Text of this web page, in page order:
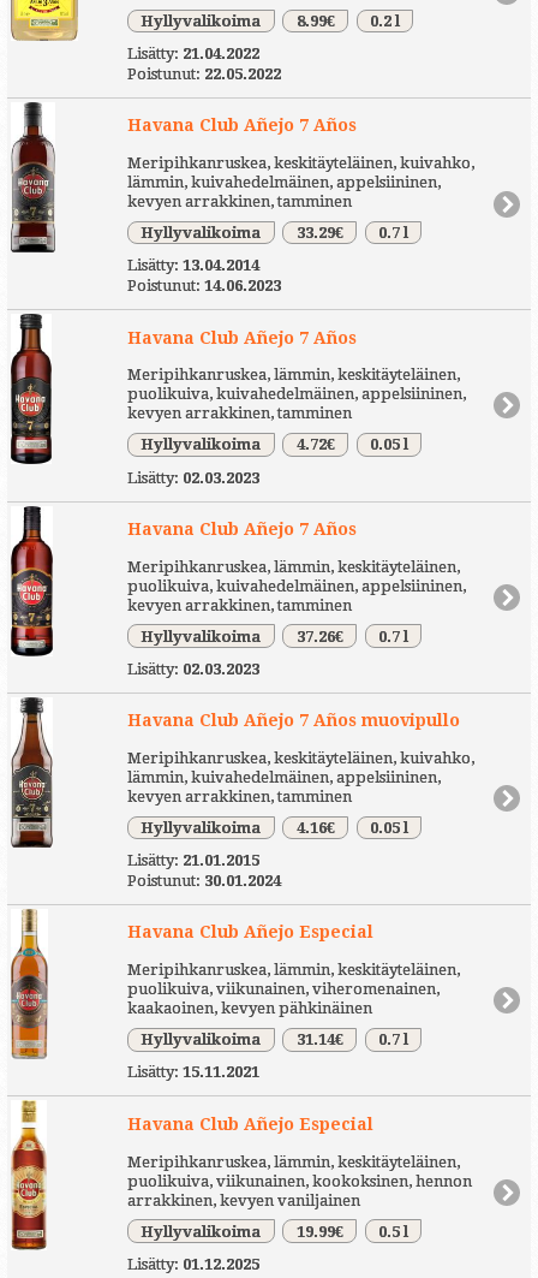
Hyllyvalikoima
8.99€
0.2 l
Lisätty: 21.04.2022
Poistunut: 22.05.2022
Havana Club Añejo 7 Años
Meripihkanruskea, keskitäyteläinen, kuivahko,
lämmin, kuivahedelmäinen, appelsiininen,
kevyen arrakkinen, tamminen
Hyllyvalikoima
33.29€
0.7 l
Lisätty: 13.04.2014
Poistunut: 14.06.2023
Havana Club Añejo 7 Años
Meripihkanruskea, lämmin, keskitäyteläinen,
puolikuiva, kuivahedelmäinen, appelsiininen,
kevyen arrakkinen, tamminen
Hyllyvalikoima
4.72€
0.05 l
Lisätty: 02.03.2023
Havana Club Añejo 7 Años
Meripihkanruskea, lämmin, keskitäyteläinen,
puolikuiva, kuivahedelmäinen, appelsiininen,
kevyen arrakkinen, tamminen
Hyllyvalikoima
37.26€
0.7 l
Lisätty: 02.03.2023
Havana Club Añejo 7 Años muovipullo
Meripihkanruskea, keskitäyteläinen, kuivahko,
lämmin, kuivahedelmäinen, appelsiininen,
kevyen arrakkinen, tamminen
Hyllyvalikoima
4.16€
0.05 l
Lisätty: 21.01.2015
Poistunut: 30.01.2024
Havana Club Añejo Especial
Meripihkanruskea, lämmin, keskitäyteläinen,
puolikuiva, viikunainen, viheromenainen,
kaakaoinen, kevyen pähkinäinen
Hyllyvalikoima
31.14€
0.7 l
Lisätty: 15.11.2021
Havana Club Añejo Especial
Meripihkanruskea, lämmin, keskitäyteläinen,
puolikuiva, viikunainen, kookoksinen, hennon
arrakkinen, kevyen vaniljainen
Hyllyvalikoima
19.99€
0.5 l
Lisätty: 01.12.2025